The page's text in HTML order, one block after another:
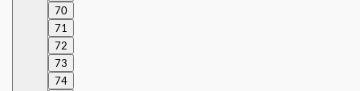
70
71
72
73
74